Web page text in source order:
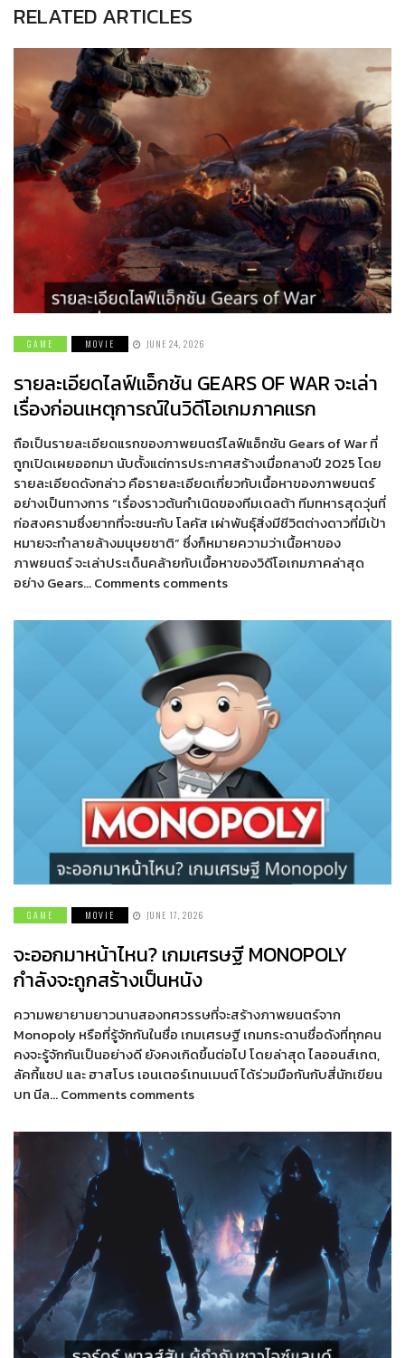
RELATED ARTICLES
GAME MOVIE JUNE 24, 2026
รายละเอียดไลฟ์แอ็กชัน GEARS OF WAR จะเล่า
เรื่องก่อนเหตุการณ์ในวิดีโอเกมภาคแรก
ถือเป็นรายละเอียดแรกของภาพยนตร์ไลฟ์แอ็กชัน Gears of War ที่
ถูกเปิดเผยออกมา นับตั้งแต่การประกาศสร้างเมื่อกลางปี 2025 โดย
รายละเอียดดังกล่าว คือรายละเอียดเกี่ยวกับเนื้อหาของภาพยนตร์
อย่างเป็นทางการ “เรื่องราวต้นกำเนิดของทีมเดลต้า ทีมทหารสุดวุ่นที่
ก่อสงครามซึ่งยากที่จะชนะกับ โลคัส เผ่าพันธุ์สิ่งมีชีวิตต่างดาวที่มีเป้า
หมายจะทำลายล้างมนุษยชาติ” ซึ่งก็หมายความว่าเนื้อหาของ
ภาพยนตร์ จะเล่าประเด็นคล้ายกับเนื้อหาของวิดีโอเกมภาคล่าสุด
อย่าง Gears… Comments comments
GAME MOVIE JUNE 17, 2026
จะออกมาหน้าไหน? เกมเศรษฐี MONOPOLY
กำลังจะถูกสร้างเป็นหนัง
ความพยายามยาวนานสองทศวรรษที่จะสร้างภาพยนตร์จาก
Monopoly หรือที่รู้จักกันในชื่อ เกมเศรษฐี เกมกระดานชื่อดังที่ทุกคน
คงจะรู้จักกันเป็นอย่างดี ยังคงเกิดขึ้นต่อไป โดยล่าสุด ไลออนส์เกต,
ลัคกี้แชป และ ฮาสโบร เอนเตอร์เทนเมนต์ ได้ร่วมมือกันกับสี่นักเขียน
บท นีล… Comments comments